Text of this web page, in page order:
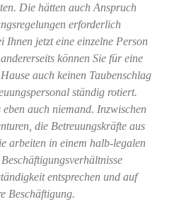
Die hätten auch Anspruch
erforderlich
Ihnen jetzt eine einzelne Person
können Sie für eine
auch keinen Taubenschlag
ständig rotiert.
auch niemand. Inzwischen
die Betreuungskräfte aus
arbeiten in einem halb-legalen
entsprechen und auf
Beschäftigung.